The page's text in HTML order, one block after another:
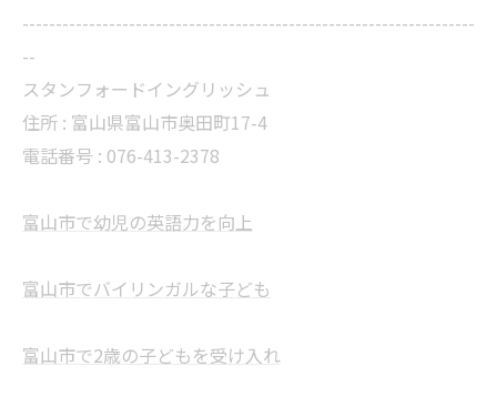
--------------------------------------------------------------------
--
スタンフォードイングリッシュ
住所 : 富山県富山市奥田町17-4
電話番号 : 076-413-2378
富山市で幼児の英語力を向上
富山市でバイリンガルな子ども
富山市で2歳の子どもを受け入れ